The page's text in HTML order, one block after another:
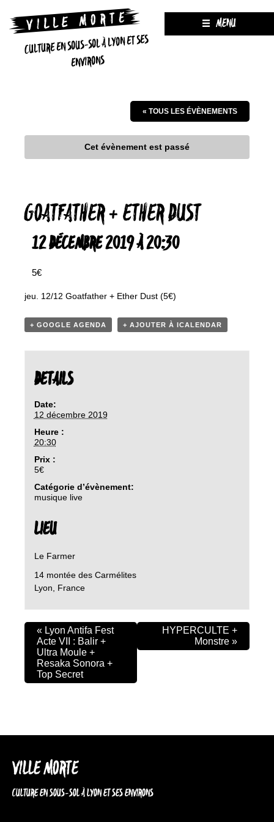
CULTURE EN SOUS-SOL À LYON ET SES
ENVIRONS
MENU
« TOUS LES ÉVÈNEMENTS
Cet évènement est passé
GOATFATHER + ETHER DUST
12 DÉCEMBRE 2019 À 20:30
5€
jeu. 12/12 Goatfather + Ether Dust (5€)
+ GOOGLE AGENDA + AJOUTER À ICALENDAR
DETAILS
Date:
12 décembre 2019
Heure :
20:30
Prix :
5€
Catégorie d’évènement:
musique live
LIEU
Le Farmer
14 montée des Carmélites
Lyon
France
« Lyon Antifa Fest
Acte VII : Balir +
Ultra Moule +
Resaka Sonora +
Top Secret
HYPERCULTE +
Monstre »
VILLE MORTE
CULTURE EN SOUS-SOL À LYON ET SES ENVIRONS